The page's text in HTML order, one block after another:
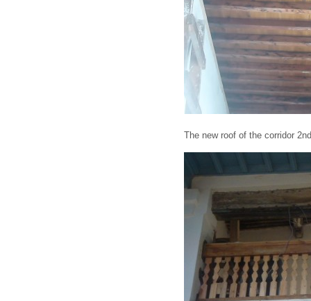
The new roof of the corridor